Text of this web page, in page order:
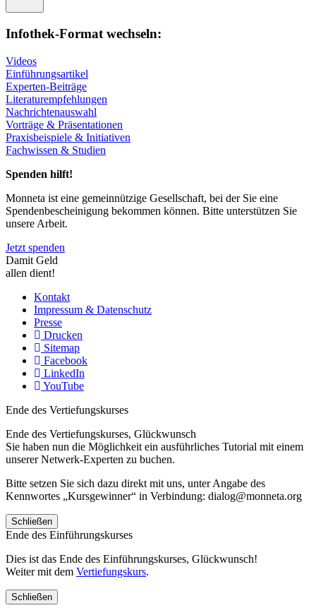
Infothek-Format wechseln:
Videos
Einführungsartikel
Experten-Beiträge
Literaturempfehlungen
Nachrichtenauswahl
Vorträge & Präsentationen
Praxisbeispiele & Initiativen
Fachwissen & Studien
Spenden hilft!
Monneta ist eine gemeinnützige Gesellschaft, bei der Sie eine
Spendenbescheinigung bekommen können. Bitte unterstützen Sie
unsere Arbeit.
Jetzt spenden
Damit Geld
allen dient!
Kontakt
Impressum & Datenschutz
Presse
Drucken
Sitemap
Facebook
LinkedIn
YouTube
Ende des Vertiefungskurses
Ende des Vertiefungskurses, Glückwunsch
Sie haben nun die Möglichkeit ein ausführliches Tutorial mit einem
unserer Netwerk-Experten zu buchen.
Bitte setzen Sie sich dazu direkt mit uns, unter Angabe des
Kennwortes „Kursgewinner“ in Verbindung: dialog@monneta.org
Schließen
Ende des Einführungskurses
Dies ist das Ende des Einführungskurses, Glückwunsch!
Weiter mit dem Vertiefungskurs.
Schließen